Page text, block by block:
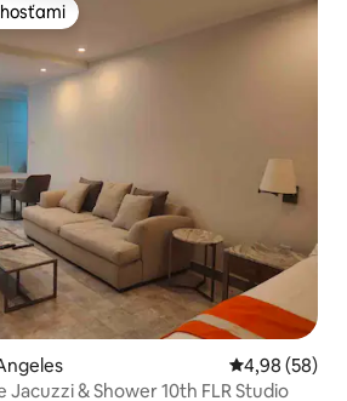
hosťami
Priemerné
4,98 (58)
Jacuzzi & Shower 10th FLR Studio